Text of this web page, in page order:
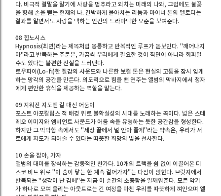
다. 비극적 결말을 알기에 사랑을 멈추라고 외치는 미래의 나와, 그럼에도 불꽃
을 향해 손을 뻗는 현재의 나. 긴박하게 몰아치는 리듬과 마이너 톤의 멜로디는
결과를 알면서도 사랑을 택하는 인간의 드라마틱한 모순을 보여준다.
08 힙노시스
Hypnosis(최면)라는 제목처럼 몽롱하고 반복적인 루프가 돋보인다. "깨어나지
마"라고 반복하는 주문은, 가끔씩 우리에게 필요한 것이 직면이 아니라 회피일
수도 있다는 불편한 진실을 드러낸다.
로우파이(Lo-fi)한 질감의 사운드와 나른한 보컬 톤은 현실의 고통을 잠시 잊게
하는 망각의 공간을 만든다. 의도적으로 힘을 뺀 연주는 앨범의 막바지에서 청자
에게 편안한 휴식을 제공하는 역할을 맡는다.
09 지워진 지도엔 길 대신 어둠이
포스트 아포칼립스 적 배경 위로 불확실성의 시대를 노래하는 곡이다. 넓은 스테
레오 이미지와 앰비언트 사운드가 어둠 속을 유영하는 듯한 공간감을 형성한다.
하지만 그 막막함 속에서도 "세상 끝에서 널 안아 줄게"라는 약속은, 우리가 서
로에게 지도가 되어줄 수 있다는 따뜻한 희망의 빛을 선사한다.
10 손을 잡아, 가자
앨범의 대미를 장식하는 감동적인 찬가다. 10개의 트랙을 쉼 없이 이끌어온 디
스코 비트 위로 "이 숨이 닿는 한 계속 걸어가자"는 다짐이 얹힌다. 브릿지에서
반복되는 "생각이 난 김에"는 지금 이 순간의 소중함을 일깨워준다. 모든 악기
가 하나로 모여 울리는 아웃트로는 긴 여정을 마친 우리를 따뜻하게 껴안으며 앨